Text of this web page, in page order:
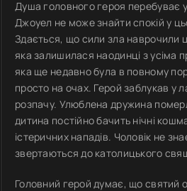
Душа головного героя перебуває у
Джоуел не може знайти спокій у
Здається, що сили зла
яка залишилася наодинці з усіма
яка ще недавно була в повному
просто на очах. Герой заблукав у
розпачу. Улюблена дружина
дитина постійно бачить нічні
істеричних нападів. Чоловік не
звертаються до католицького
Головний герой думає, що святий